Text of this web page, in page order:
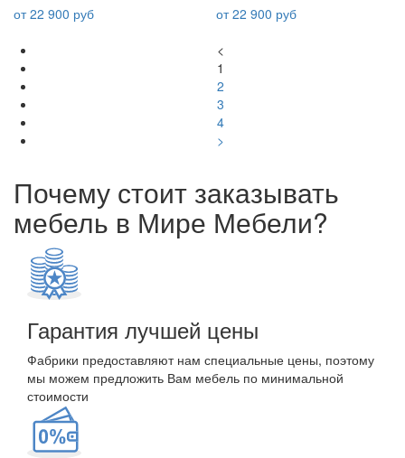
от 22 900 руб
от 22 900 руб
<
1
2
3
4
>
Почему стоит заказывать
мебель в Мире Мебели?
Гарантия лучшей цены
Фабрики предоставляют нам специальные цены, поэтому
мы можем предложить Вам мебель по минимальной
стоимости